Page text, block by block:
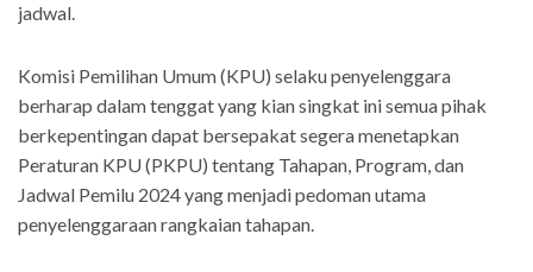
jadwal.
Komisi Pemilihan Umum (KPU) selaku penyelenggara
berharap dalam tenggat yang kian singkat ini semua pihak
berkepentingan dapat bersepakat segera menetapkan
Peraturan KPU (PKPU) tentang Tahapan, Program, dan
Jadwal Pemilu 2024 yang menjadi pedoman utama
penyelenggaraan rangkaian tahapan.